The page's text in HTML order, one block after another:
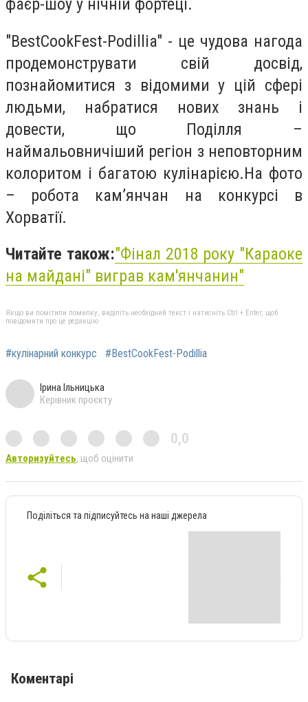
фаєр-шоу у нічній фортеці.
"BestCookFest-Podillia" - це чудова нагода
продемонструвати свій досвід,
познайомитися з відомими у цій сфері
людьми, набратися нових знань і
довести, що Поділля –
наймальовничіший регіон з неповторним
колоритом і багатою кулінарією.На фото
– робота кам’янчан на конкурсі в
Хорватії.
Читайте також:"Фінал 2018 року "Караоке
на майдані" виграв кам'янчанин"
Якщо ви помітили помилку, виділіть необхідний текст і натисніть Ctrl + Enter, щоб
повідомити про це редакцію
#кулінарний конкурс #BestCookFest-Podillia
Ірина Ільницька
Керівник проєкту
0,0
Авторизуйтесь, щоб оцінити
Поділіться та підписуйтесь на наші джерела
Коментарі